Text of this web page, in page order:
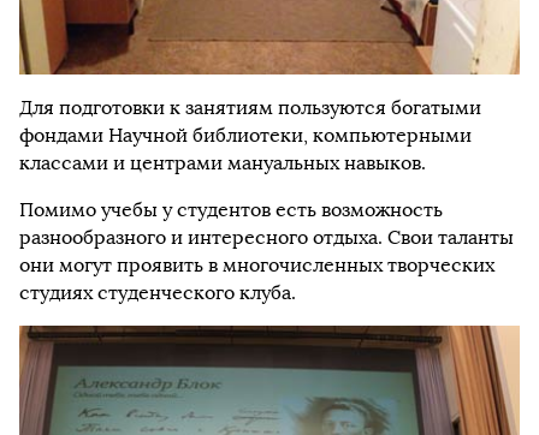
Для подготовки к занятиям пользуются богатыми
фондами Научной библиотеки, компьютерными
классами и центрами мануальных навыков.
Помимо учебы у студентов есть возможность
разнообразного и интересного отдыха. Свои таланты
они могут проявить в многочисленных творческих
студиях студенческого клуба.